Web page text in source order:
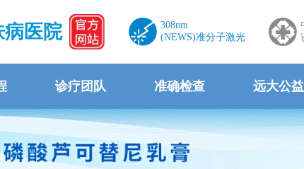
医院
308nm
(NEWS)准分子激光
诊疗团队 准确检查 远大公益